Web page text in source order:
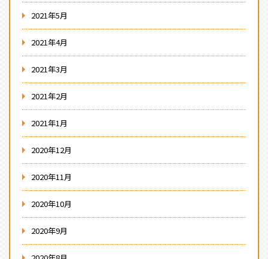
2021年5月
2021年4月
2021年3月
2021年2月
2021年1月
2020年12月
2020年11月
2020年10月
2020年9月